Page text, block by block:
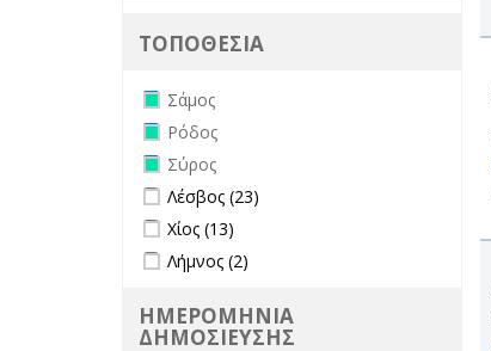
ΤΟΠΟΘΕΣΙΑ
Remove Σάμος filter
Σάμος
Remove Ρόδος filter
Ρόδος
Remove Σύρος filter
Σύρος
Apply Λέσβος filter
Λέσβος (23)
Apply Χίος filter
Χίος (13)
Apply Λήμνος filter
Λήμνος (2)
ΗΜΕΡΟΜΗΝΙΑ
ΔΗΜΟΣΙΕΥΣΗΣ